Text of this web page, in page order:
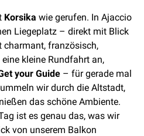
Korsika wie gerufen. In Ajaccio
Liegeplatz – direkt mit Blick
charmant, französisch,
kleine Rundfahrt an,
your Guide – für gerade mal
wir durch die Altstadt,
das schöne Ambiente.
ist es genau das, was wir
von unserem Balkon